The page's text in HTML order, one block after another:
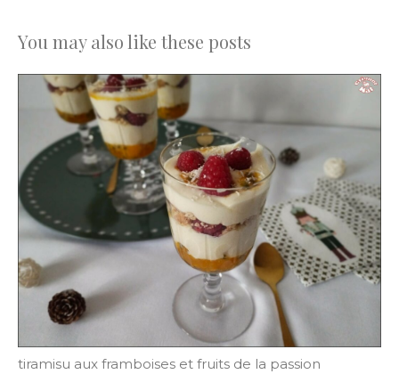
You may also like these posts
tiramisu aux framboises et fruits de la passion